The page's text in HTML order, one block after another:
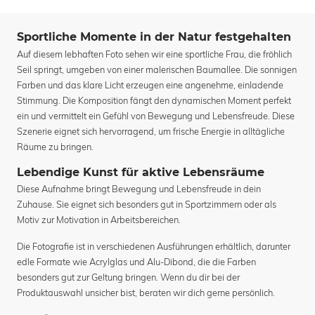
Sportliche Momente in der Natur festgehalten
Auf diesem lebhaften Foto sehen wir eine sportliche Frau, die fröhlich
Seil springt, umgeben von einer malerischen Baumallee. Die sonnigen
Farben und das klare Licht erzeugen eine angenehme, einladende
Stimmung. Die Komposition fängt den dynamischen Moment perfekt
ein und vermittelt ein Gefühl von Bewegung und Lebensfreude. Diese
Szenerie eignet sich hervorragend, um frische Energie in alltägliche
Räume zu bringen.
Lebendige Kunst für aktive Lebensräume
Diese Aufnahme bringt Bewegung und Lebensfreude in dein
Zuhause. Sie eignet sich besonders gut in Sportzimmern oder als
Motiv zur Motivation in Arbeitsbereichen.
Die Fotografie ist in verschiedenen Ausführungen erhältlich, darunter
edle Formate wie Acrylglas und Alu-Dibond, die die Farben
besonders gut zur Geltung bringen. Wenn du dir bei der
Produktauswahl unsicher bist, beraten wir dich gerne persönlich.